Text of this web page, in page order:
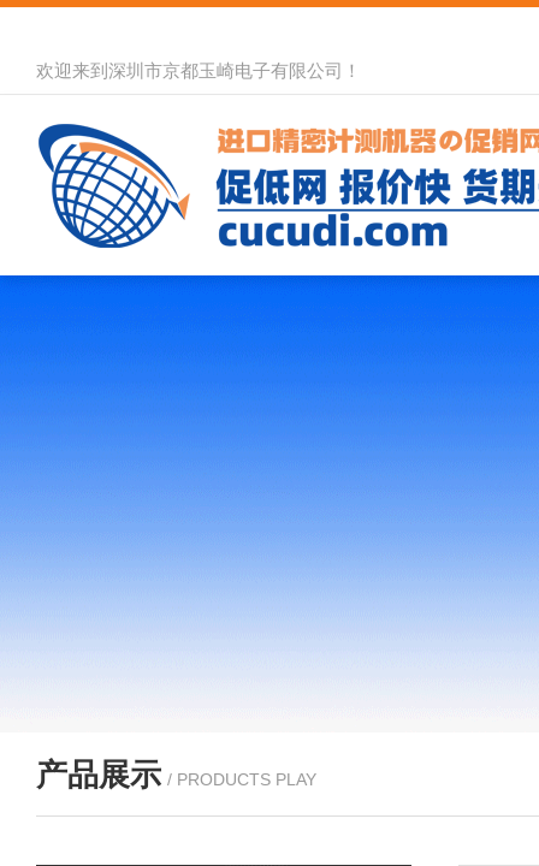
欢迎来到深圳市京都玉崎电子有限公司！
产品展示 / PRODUCTS PLAY